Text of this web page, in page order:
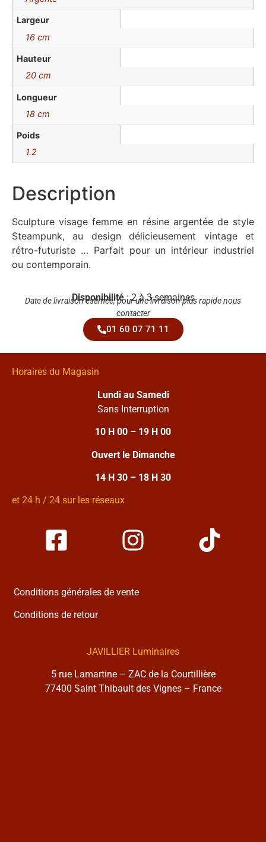
Largeur
16 cm
Hauteur
20 cm
Longueur
18 cm
Poids
1.2
Description
Sculpture visage femme en résine argentée de style
Steampunk, au design délicieusement vintage et
rétro-futuriste … Parfait pour un intérieur industriel
ou contemporain.
Disponibilité: 2 à 3 semaines
Date de livraison estimée, pour une livraison plus rapide nous
contacter
01 60 07 71 11
Horaires du Magasin
Lundi au Samedi
Sans Interruption
10 H 00 – 19 H 00
Ouvert le Dimanche
14 H 30 – 18 H 30
et 24 h / 24 sur les réseaux
Conditions générales de vente
Conditions de retour
JAVILLIER Luminaires
5 rue Lamartine – ZAC de la Courtillière
77400 Saint Thibault des Vignes – France